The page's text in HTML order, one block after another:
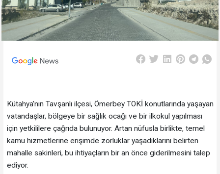
Kütahya'nın Tavşanlı ilçesi, Ömerbey TOKİ konutlarında yaşayan
vatandaşlar, bölgeye bir sağlık ocağı ve bir ilkokul yapılması
için yetkililere çağrıda bulunuyor. Artan nüfusla birlikte, temel
kamu hizmetlerine erişimde zorluklar yaşadıklarını belirten
mahalle sakinleri, bu ihtiyaçların bir an önce giderilmesini talep
ediyor.